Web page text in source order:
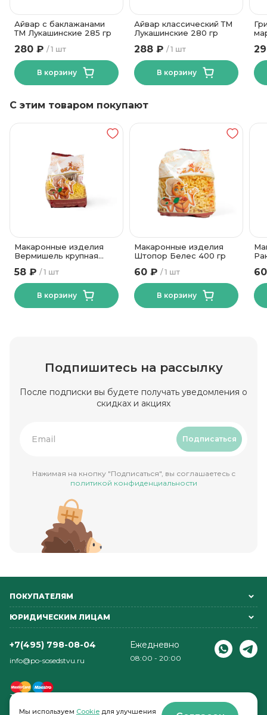
Айвар с баклажанами
ТМ Лукашинские 285 гр
1 шт
280 ₽
В корзину
Айвар классический ТМ
Лукашинские 280 гр
1 шт
288 ₽
В корзину
С этим товаром покупают
Макаронные изделия
Вермишель крупная
1 шт
58 ₽
В корзину
Макаронные изделия
Штопор Белес 400 гр
1 шт
60 ₽
В корзину
Подпишитесь на рассылку
После подписки вы будете получать уведомления о
скидках и акциях
Подписаться
Нажимая на кнопку "Подписаться", вы соглашаетесь с
политикой конфиденциальности
ПОКУПАТЕЛЯМ
ЮРИДИЧЕСКИМ ЛИЦАМ
+7(495) 798-08-04
info@po-sosedstvu.ru
Ежедневно
08:00 - 20:00
Мы используем Cookie для улучшения